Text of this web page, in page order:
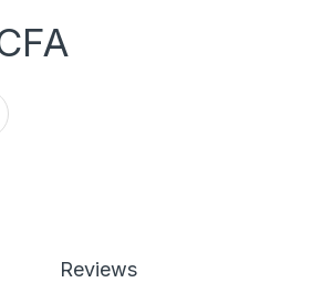
1500W 730tr/min quantity
Reviews